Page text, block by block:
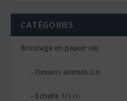
CATÉGORIES
Bricolage en papier (48)
Dessins animés (24)
Échelle 1/1 (1)